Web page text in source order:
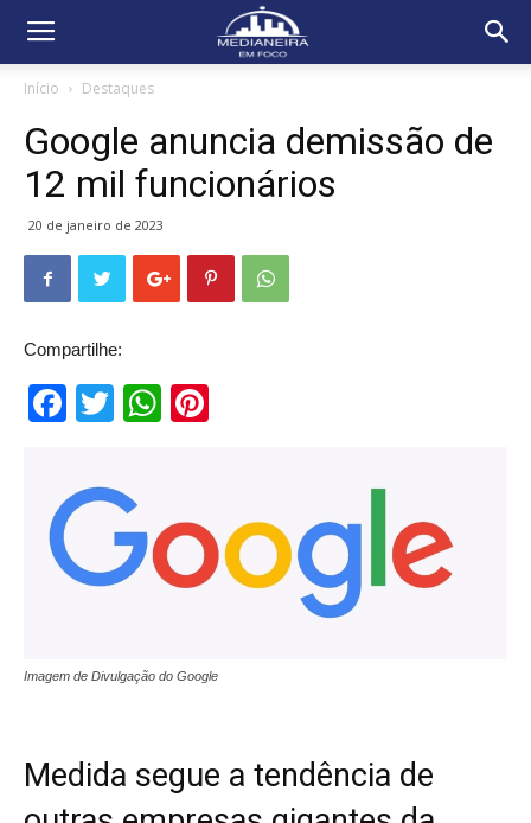
Início Destaques
Google anuncia demissão de
12 mil funcionários
20 de janeiro de 2023
Compartilhe:
Facebook
TwitterWhatsApp
Imagem de Divulgação do Google
Medida segue a tendência de